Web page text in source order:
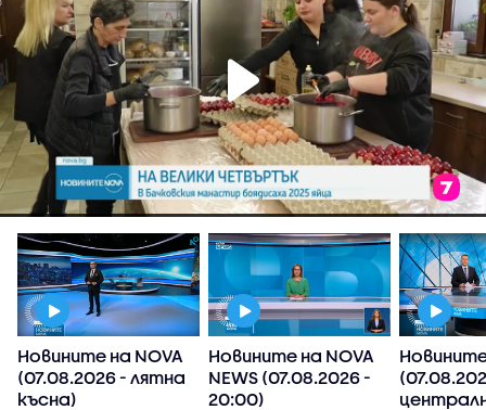
Новините на NOVA
(07.08.2026 - лятна
късна)
Новините на NOVA
NEWS (07.08.2026 -
20:00)